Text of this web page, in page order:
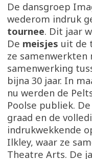
De dansgroep
wederom indruk
tournee. Dit jaar
De meisjes uit de
ze samenwerkten
samenwerking
bijna 30 jaar. In
nu werden de
Poolse publiek.
graad en de
indrukwekkende
Ilkley, waar ze
Theatre Arts. De